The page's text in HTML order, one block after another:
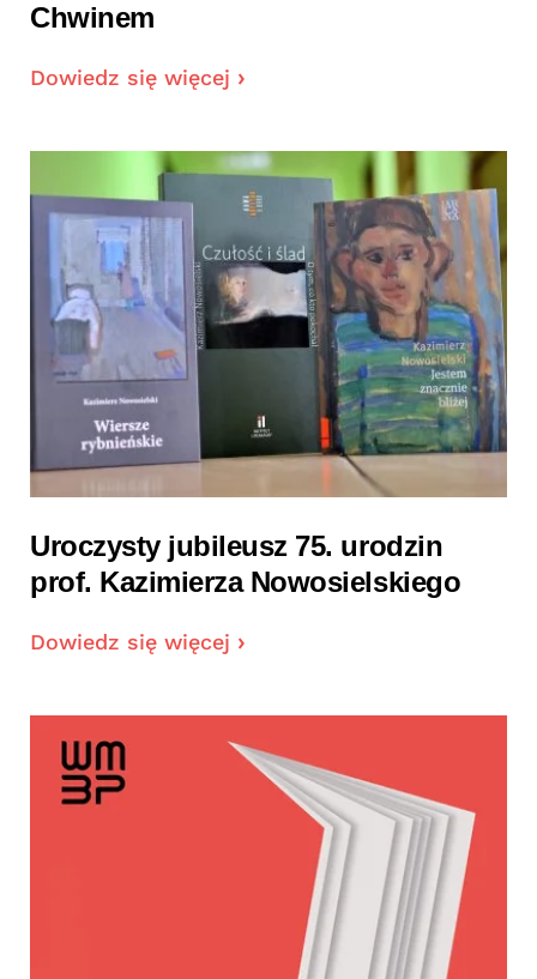
Chwinem
Dowiedz się więcej
Uroczysty jubileusz 75. urodzin
prof. Kazimierza Nowosielskiego
Dowiedz się więcej